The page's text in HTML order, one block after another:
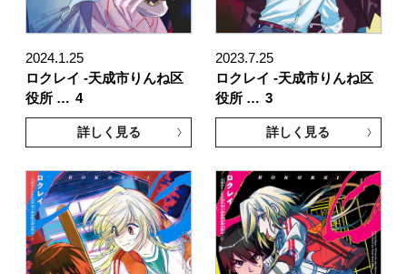
2024.1.25
ロクレイ -天成市りんね区
役所 … 4
詳しく見る
2023.7.25
ロクレイ -天成市りんね区
役所 … 3
詳しく見る